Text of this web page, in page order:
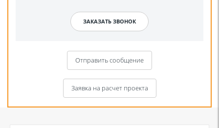
Отправить сообщение
Заявка на расчет проекта